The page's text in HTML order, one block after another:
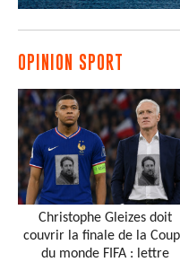
OPINION SPORT
Christophe Gleizes doit
couvrir la finale de la
du monde FIFA : lettre